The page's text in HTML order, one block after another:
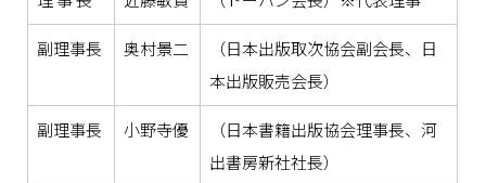
副理事長 奥村景二
（日本出版取次協会副会長、日
本出版販売会長）
副理事長 小野寺優
（日本書籍出版協会理事長、河
出書房新社社長）